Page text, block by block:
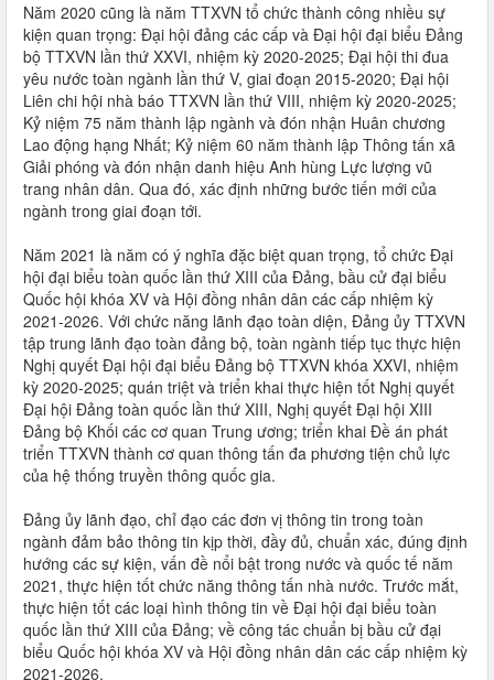
Năm 2020 cũng là năm TTXVN tổ chức thành công nhiều sự
kiện quan trọng: Đại hội đảng các cấp và Đại hội đại biểu Đảng
bộ TTXVN lần thứ XXVI, nhiệm kỳ 2020-2025; Đại hội thi đua
yêu nước toàn ngành lần thứ V, giai đoạn 2015-2020; Đại hội
Liên chi hội nhà báo TTXVN lần thứ VIII, nhiệm kỳ 2020-2025;
Kỷ niệm 75 năm thành lập ngành và đón nhận Huân chương
Lao động hạng Nhất; Kỷ niệm 60 năm thành lập Thông tấn xã
Giải phóng và đón nhận danh hiệu Anh hùng Lực lượng vũ
trang nhân dân. Qua đó, xác định những bước tiến mới của
ngành trong giai đoạn tới.
Năm 2021 là năm có ý nghĩa đặc biệt quan trọng, tổ chức Đại
hội đại biểu toàn quốc lần thứ XIII của Đảng, bầu cử đại biểu
Quốc hội khóa XV và Hội đồng nhân dân các cấp nhiệm kỳ
2021-2026. Với chức năng lãnh đạo toàn diện, Đảng ủy TTXVN
tập trung lãnh đạo toàn đảng bộ, toàn ngành tiếp tục thực hiện
Nghị quyết Đại hội đại biểu Đảng bộ TTXVN khóa XXVI, nhiệm
kỳ 2020-2025; quán triệt và triển khai thực hiện tốt Nghị quyết
Đại hội Đảng toàn quốc lần thứ XIII, Nghị quyết Đại hội XIII
Đảng bộ Khối các cơ quan Trung ương; triển khai Đề án phát
triển TTXVN thành cơ quan thông tấn đa phương tiện chủ lực
của hệ thống truyền thông quốc gia.
Đảng ủy lãnh đạo, chỉ đạo các đơn vị thông tin trong toàn
ngành đảm bảo thông tin kịp thời, đầy đủ, chuẩn xác, đúng định
hướng các sự kiện, vấn đề nổi bật trong nước và quốc tế năm
2021, thực hiện tốt chức năng thông tấn nhà nước. Trước mắt,
thực hiện tốt các loại hình thông tin về Đại hội đại biểu toàn
quốc lần thứ XIII của Đảng; về công tác chuẩn bị bầu cử đại
biểu Quốc hội khóa XV và Hội đồng nhân dân các cấp nhiệm kỳ
2021-2026.